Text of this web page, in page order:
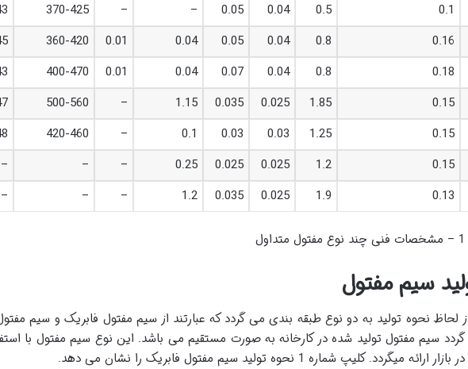
0.1
0.5
0.04
0.05
–
–
370-425
0.16
0.8
0.04
0.05
0.04
0.01
360-420
0.18
0.8
0.04
0.07
0.04
0.01
400-470
0.15
1.85
0.025
0.035
1.15
–
500-560
0.15
1.25
0.03
0.03
0.1
–
420-460
0.15
1.2
0.025
0.025
0.25
–
–
–
0.13
1.9
0.025
0.035
1.2
–
–
–
سیم مفتول
لحاظ نحوه تولید به دو نوع طبقه بندی می گردد که عبارتند از سیم مفتول فابریک و سیم
سیم مفتول تولید شده در کارخانه به صورت مستقیم می باشد. این نوع سیم مفتول با
کلیپ شماره 1 نحوه تولید سیم مفتول فابریک را نشان می دهد.